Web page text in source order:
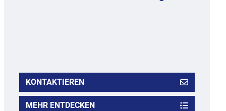
KONTAKTIEREN
MEHR ENTDECKEN